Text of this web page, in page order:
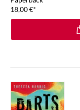
18,00€*